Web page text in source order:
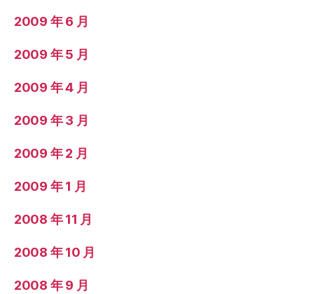
2009 年 6 月
2009 年 5 月
2009 年 4 月
2009 年 3 月
2009 年 2 月
2009 年 1 月
2008 年 11 月
2008 年 10 月
2008 年 9 月